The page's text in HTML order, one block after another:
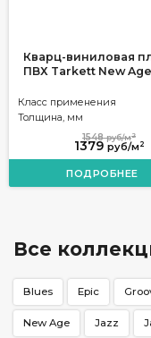
Кварц-виниловая
ПВХ Tarkett New
Класс применения
Толщина, мм
1379 руб/м 2
1548руб/м2
ПОДРОБНЕЕ
Все
Blues Epic
New Age Jazz